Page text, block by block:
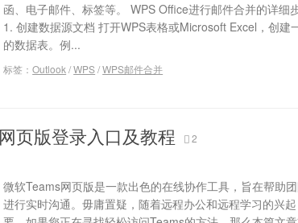
函、电子邮件、标签等。 WPS Office进行邮件合并的详细
1. 创建数据源文档 打开WPS表格或Microsoft Excel，创建
的数据表。例...
标签：Outlook /WPS/WPS邮件合并
页版登录入口及教程
2
微软Teams网页版是一款出色的在线协作工具，旨在帮助
进行实时沟通。毋庸置疑，随着远程办公和远程学习的兴